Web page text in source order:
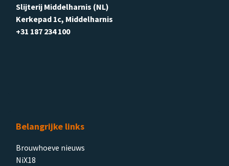
Slijterij Middelharnis (NL)
Kerkepad 1c, Middelharnis
+31 187 234 100
Belangrijke links
Brouwhoeve nieuws
NiX18